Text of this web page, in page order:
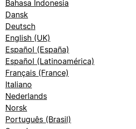
Bahasa Indonesia
Dansk
Deutsch
English (UK)
Español (España)
Español (Latinoamérica)
Français (France)
Italiano
Nederlands
Norsk
Português (Brasil)